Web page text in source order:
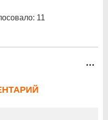
11